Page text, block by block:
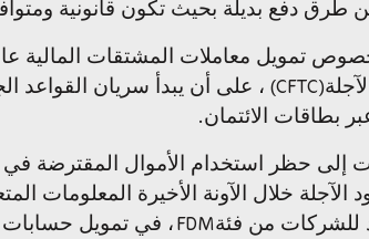
دفع بديلة بحيث تكون قانونية
بخصوص تمويل معاملات المشتقات المالية
(CFTC)
بطاقات الائتمان.
حظر استخدام الأموال المقترضة في
الآجلة خلال الآونة الأخيرة المعلومات
للشركات من فئةFDM ، في تمويل حسابات